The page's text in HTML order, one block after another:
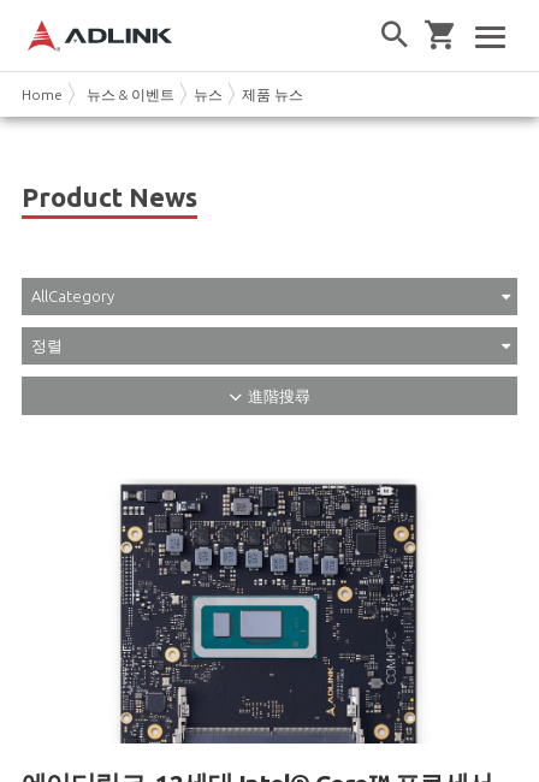
Home 뉴스 & 이벤트 뉴스 제품 뉴스
Product News
AllCategory
정렬